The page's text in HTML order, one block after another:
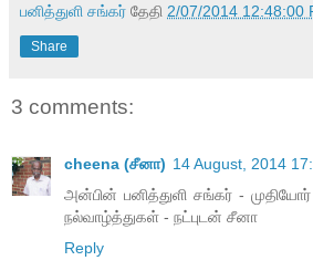
பனித்துளி சங்கர் தேதி 2/07/2014 12:48:00
Share
3 comments:
cheena (சீனா) 14 August, 2014
அன்பின் பனித்துளி சங்கர் -
நல்வாழ்த்துகள் - நட்புடன் சீனா
Reply